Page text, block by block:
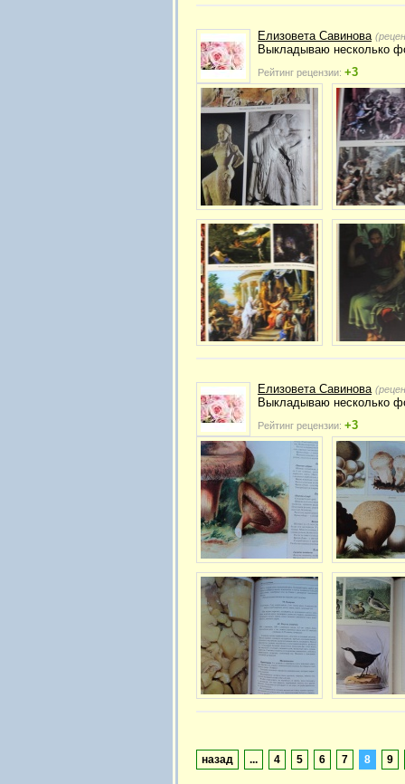
Елизовета Савинова
Выкладываю несколько
Рейтинг рецензии: +3
Елизовета Савинова
Выкладываю несколько
Рейтинг рецензии: +3
назад ... 4 5 6 7 8 9